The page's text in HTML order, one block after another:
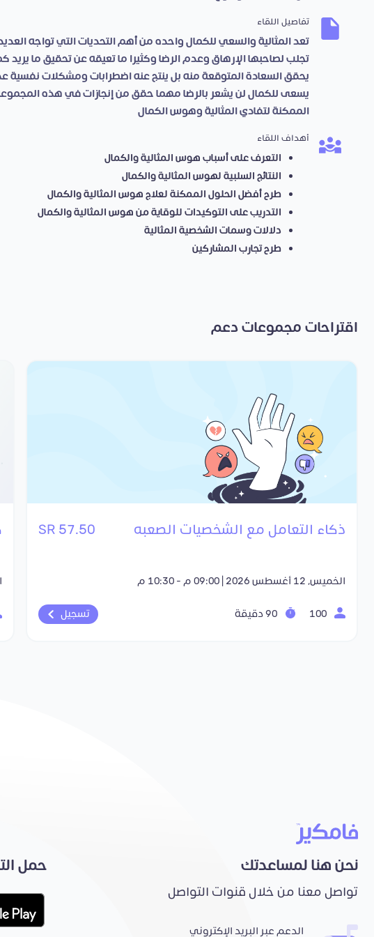
تفاصيل اللقاء
تعد المثالية والسعي للكمال واحده من أهم التحديات التي تواجه
تجلب لصاحبها الإرهاق وعدم الرضا وكثيرا ما تعيقه عن تحقيق ما يريد
يحقق السعادة المتوقعة منه بل ينتج عنه اضطرابات ومشكلات نفسية
يسعى للكمال لن يشعر بالرضا مهما حقق من إنجازات في هذه
الممكنة لتفادي المثالية وهوس الكمال
أهداف اللقاء
التعرف على أسباب هوس المثالية والكمال
النتائج السلبية لهوس المثالية والكمال
طرح أفضل الحلول الممكنة لعلاج هوس المثالية والكمال
التدريب على التوكيدات للوقاية من هوس المثالية والكمال
دلالات وسمات الشخصية المثالية
طرح تجارب المشاركين
اقتراحات مجموعات دعم
ذكاء التعامل مع الشخصيات الصعبه 57.50 SR
الخميس, 12 أغسطس 2026 | 09:00 م - 10:30 م
تسجيل
نحن هنا لمساعدتك
تواصل معنا من خلال قنوات التواصل
الدعم عبر البريد الإكتروني
حمل